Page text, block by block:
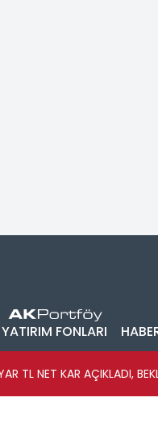
YATIRIM FONLARI
TL NET KAR AÇIKLADI,